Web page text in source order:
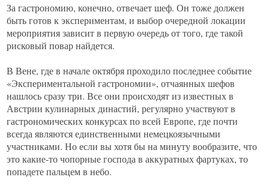
За гастрономию, конечно, отвечает шеф. Он тоже должен
быть готов к экспериментам, и выбор очередной локации
мероприятия зависит в первую очередь от того, где такой
рисковый повар найдется.
В Вене, где в начале октября проходило последнее событие
«Экспериментальной гастрономии», отчаянных шефов
нашлось сразу три. Все они происходят из известных в
Австрии кулинарных династий, регулярно участвуют в
гастрономических конкурсах по всей Европе, где почти
всегда являются единственными немецкоязычными
участниками. Но если вы хотя бы на минуту вообразите, что
это какие-то чопорные господа в аккуратных фартуках, то
попадете пальцем в небо.